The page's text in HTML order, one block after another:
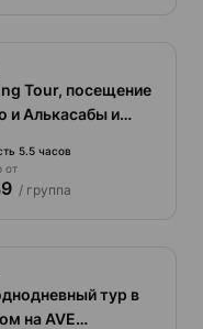
Tour, посещение
и Алькасабы и
5.5 часов
от
/ группа
тур в
на AVE